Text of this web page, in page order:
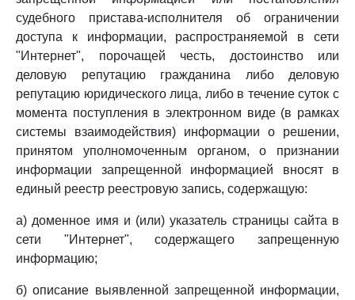
судебного пристава-исполнителя об ограничении
доступа к информации, распространяемой в сети
"Интернет", порочащей честь, достоинство или
деловую репутацию гражданина либо деловую
репутацию юридического лица, либо в течение суток с
момента поступления в электронном виде (в рамках
системы взаимодействия) информации о решении,
принятом уполномоченным органом, о признании
информации запрещенной информацией вносят в
единый реестр реестровую запись, содержащую:
а) доменное имя и (или) указатель страницы сайта в
сети "Интернет", содержащего запрещенную
информацию;
б) описание выявленной запрещенной информации,